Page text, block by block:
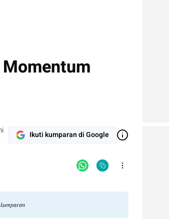
Ikuti kumparan di Google